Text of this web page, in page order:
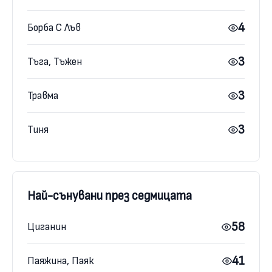
Борба С Лъв 4
Тъга, Тъжен 3
Травма 3
Тиня 3
Най-сънувани през седмицата
Циганин 58
Паяжина, Паяк 41